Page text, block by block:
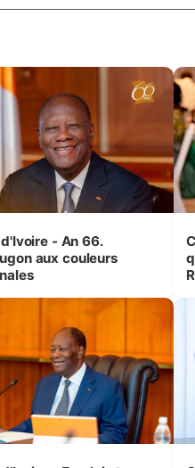
- An 66.
aux couleurs